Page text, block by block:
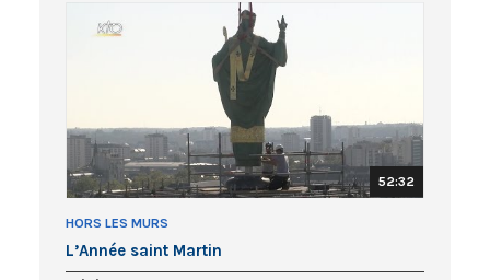
52:32
HORS LES MURS
L’Année saint Martin